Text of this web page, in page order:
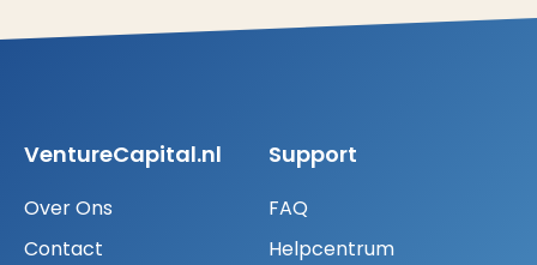
VentureCapital.nl
Over Ons
Contact
Support
FAQ
Helpcentrum